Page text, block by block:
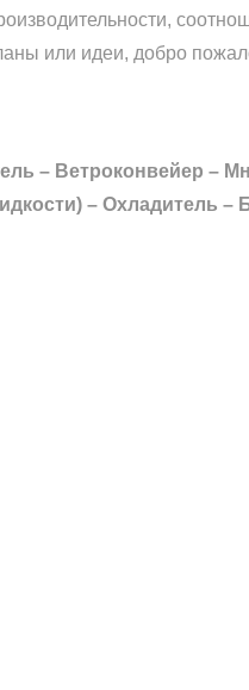
или идеи, добро
– Ветроконвейер –
– Охладитель –